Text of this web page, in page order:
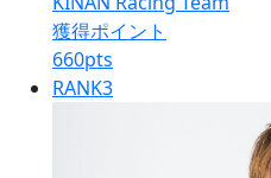
獲得ポイント
660pts
RANK3